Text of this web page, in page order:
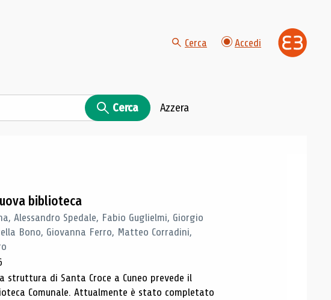
Cerca Accedi
Cerca Azzera
biblioteca
Alessandro Spedale, Fabio Guglielmi, Giorgio
Bono, Giovanna Ferro, Matteo Corradini,
di Santa Croce a Cuneo prevede il
Comunale. Attualmente è stato completato